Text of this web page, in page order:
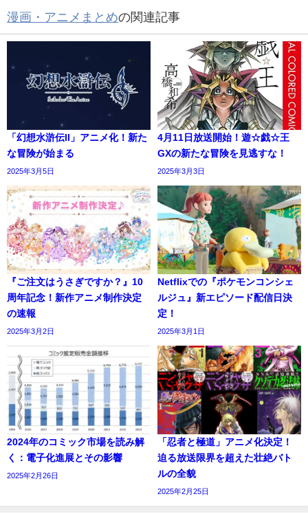
漫画・アニメまとめの関連記事
「幻想水滸伝II」アニメ化！新た
な冒険が始まる
2025年3月5日
4月11日放送開始！遊☆戯☆王
GXの新たな冒険を見逃すな！
2025年3月3日
『ご注文はうさぎですか？』10
周年記念！新作アニメ制作決定
の速報
2025年3月2日
Netflixでの『ポケモンコンシェ
ルジュ』新エピソード配信日決
定！
2025年3月1日
2024年のコミック市場を読み解
く：電子化進展とその影響
2025年2月26日
「忍者と極道」アニメ化決定！
迫る放送限界を超えた壮絶バト
ルの全貌
2025年2月25日